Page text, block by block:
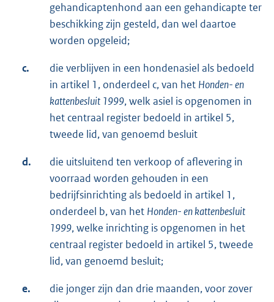
gehandicaptenhond aan een gehandicapte ter
beschikking zijn gesteld, dan wel daartoe
worden opgeleid;
c.
die verblijven in een hondenasiel als bedoeld
in artikel 1, onderdeel c, van het Honden- en
kattenbesluit 1999, welk asiel is opgenomen in
het centraal register bedoeld in artikel 5,
tweede lid, van genoemd besluit
d.
die uitsluitend ten verkoop of aflevering in
voorraad worden gehouden in een
bedrijfsinrichting als bedoeld in artikel 1,
onderdeel b, van het Honden- en kattenbesluit
1999, welke inrichting is opgenomen in het
centraal register bedoeld in artikel 5, tweede
lid, van genoemd besluit;
e.
die jonger zijn dan drie maanden, voor zover